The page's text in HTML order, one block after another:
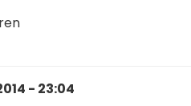
- 23:04